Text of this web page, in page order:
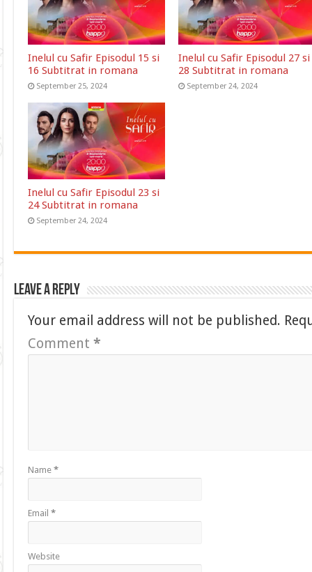
Inelul cu Safir Episodul 15 si
16 Subtitrat in romana
September 25, 2024
Inelul cu Safir Episodul 27 si
28 Subtitrat in romana
September 24, 2024
Inelul cu Safir Episodul 23 si
24 Subtitrat in romana
September 24, 2024
Leave a Reply
Your email address will not be published.
Comment*
Name*
Email*
Website